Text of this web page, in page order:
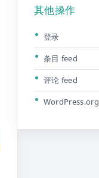
其他操作
登录
条目 feed
评论 feed
WordPress.org